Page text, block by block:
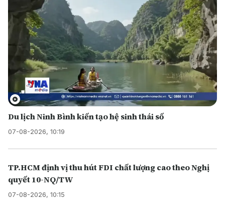
Du lịch Ninh Bình kiến tạo hệ sinh thái số
07-08-2026, 10:19
TP.HCM định vị thu hút FDI chất lượng cao theo Nghị
quyết 10-NQ/TW
07-08-2026, 10:15